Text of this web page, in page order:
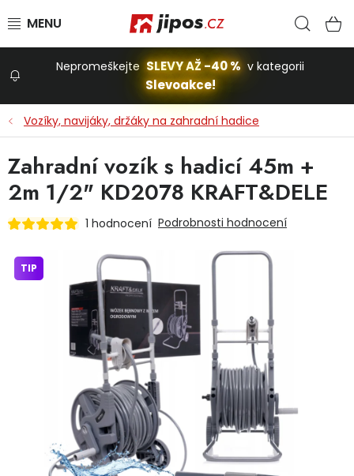
Stavba a dům
Domácnost
Dětská hřiště
Autodoplňky
Vánoce
Nepromeškejte SLEVY AŽ -40 % v kategorii
Slevoakce!
Vozíky, navijáky, držáky na zahradní hadice
Zahradní vozík s hadicí 45m +
2m 1/2" KD2078 KRAFT&DELE
1 hodnocení Podrobnosti hodnocení
TIP